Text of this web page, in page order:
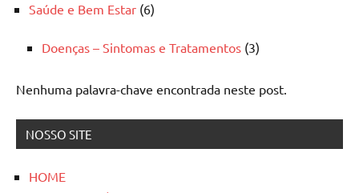
Saúde e Bem Estar (6)
Doenças – Sintomas e Tratamentos (3)
Nenhuma palavra-chave encontrada neste post.
NOSSO SITE
HOME